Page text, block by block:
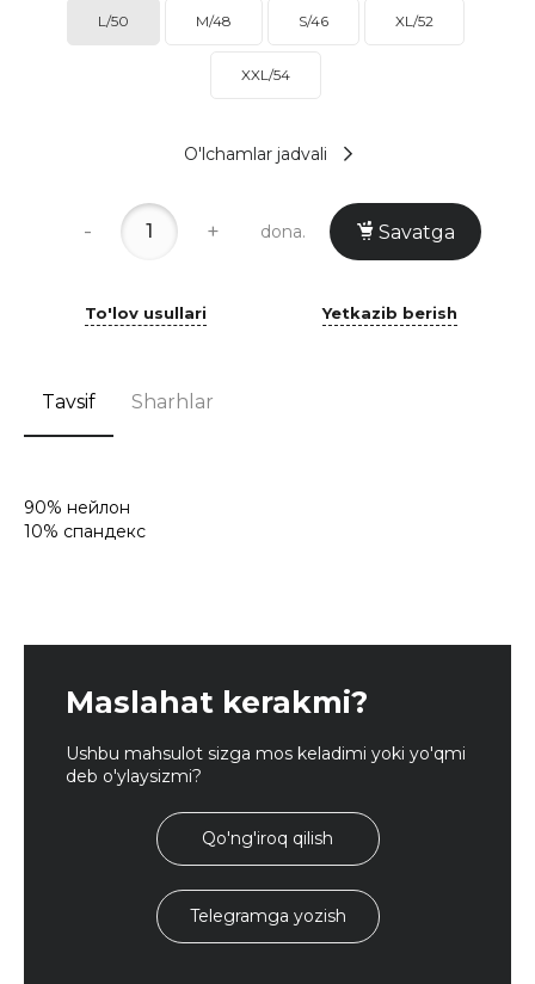
L/50 M/48 S/46 XL/52
XXL/54
O'lchamlar jadvali
- + dona. Savatga
To'lov usullari Yetkazib berish
Tavsif Sharhlar
90% нейлон
10% спандекс
Maslahat kerakmi?
Ushbu mahsulot sizga mos keladimi yoki yo'qmi
deb o'ylaysizmi?
Qo'ng'iroq qilish
Telegramga yozish